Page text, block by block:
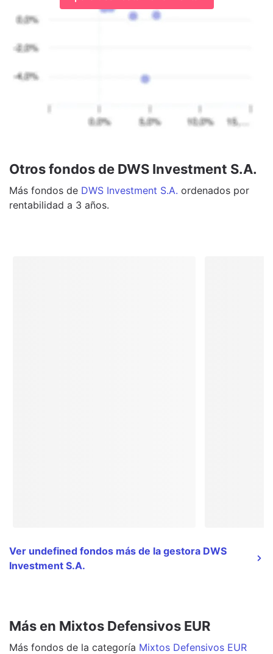
Otros fondos de DWS Investment S.A.
Más fondos de DWS Investment S.A. ordenados por
rentabilidad a 3 años.
Ver undefined fondos más de la gestora DWS
Investment S.A.
Más en Mixtos Defensivos EUR
Más fondos de la categoría Mixtos Defensivos EUR